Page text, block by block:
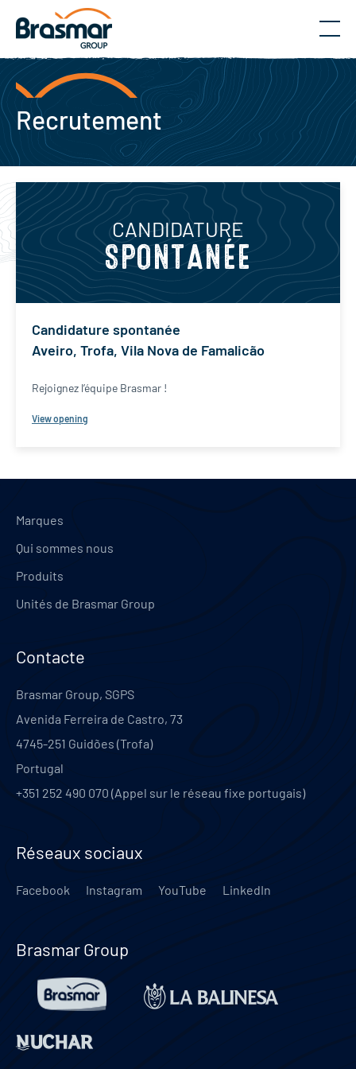
Recrutement
CANDIDATURE
SPONTANÉE
Candidature spontanée
Aveiro, Trofa, Vila Nova de Famalicão
Rejoignez l’équipe Brasmar !
View opening
Marques
Qui sommes nous
Produits
Unités de Brasmar Group
Contacte
Brasmar Group, SGPS
Avenida Ferreira de Castro, 73
4745-251 Guidões (Trofa)
Portugal
+351 252 490 070 (Appel sur le réseau fixe portugais)
Réseaux sociaux
Facebook Instagram YouTube LinkedIn
Brasmar Group